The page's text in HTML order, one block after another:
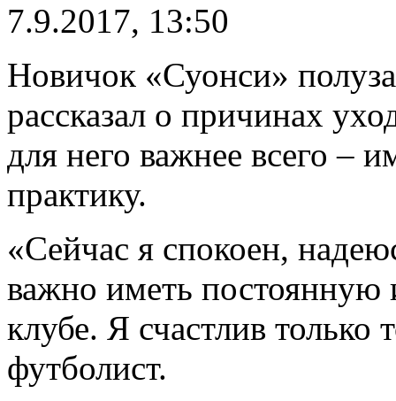
7.9.2017, 13:50
Новичок «Суонси»
рассказал о причинах
для него важнее всего –
практику.
«Сейчас я спокоен,
важно иметь постоянную
клубе. Я счастлив только
футболист.